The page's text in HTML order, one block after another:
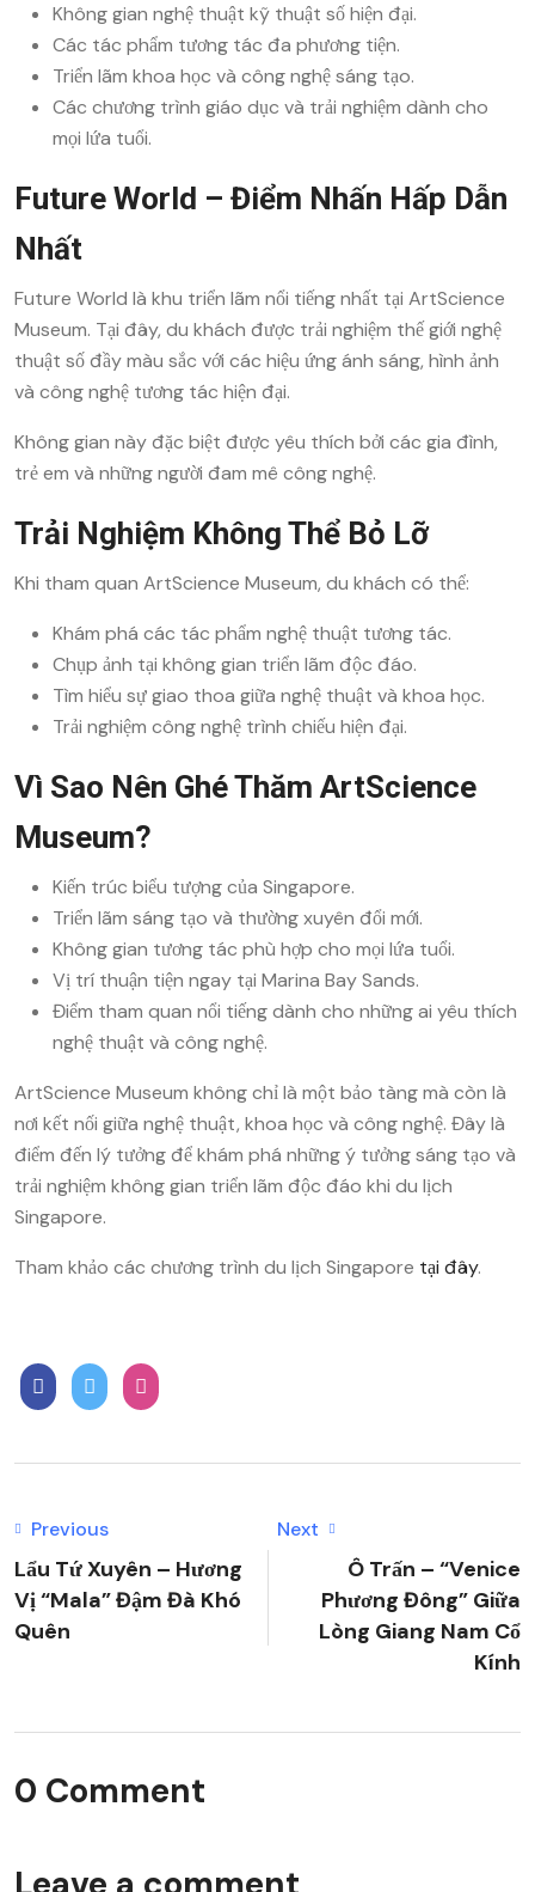
Không gian nghệ thuật kỹ thuật số hiện đại.
Các tác phẩm tương tác đa phương tiện.
Triển lãm khoa học và công nghệ sáng tạo.
Các chương trình giáo dục và trải nghiệm dành cho
mọi lứa tuổi.
Future World – Điểm Nhấn Hấp Dẫn
Nhất
Future World là khu triển lãm nổi tiếng nhất tại ArtScience
Museum. Tại đây, du khách được trải nghiệm thế giới nghệ
thuật số đầy màu sắc với các hiệu ứng ánh sáng, hình ảnh
và công nghệ tương tác hiện đại.
Không gian này đặc biệt được yêu thích bởi các gia đình,
trẻ em và những người đam mê công nghệ.
Trải Nghiệm Không Thể Bỏ Lỡ
Khi tham quan ArtScience Museum, du khách có thể:
Khám phá các tác phẩm nghệ thuật tương tác.
Chụp ảnh tại không gian triển lãm độc đáo.
Tìm hiểu sự giao thoa giữa nghệ thuật và khoa học.
Trải nghiệm công nghệ trình chiếu hiện đại.
Vì Sao Nên Ghé Thăm ArtScience
Museum?
Kiến trúc biểu tượng của Singapore.
Triển lãm sáng tạo và thường xuyên đổi mới.
Không gian tương tác phù hợp cho mọi lứa tuổi.
Vị trí thuận tiện ngay tại Marina Bay Sands.
Điểm tham quan nổi tiếng dành cho những ai yêu thích
nghệ thuật và công nghệ.
ArtScience Museum không chỉ là một bảo tàng mà còn là
nơi kết nối giữa nghệ thuật, khoa học và công nghệ. Đây là
điểm đến lý tưởng để khám phá những ý tưởng sáng tạo và
trải nghiệm không gian triển lãm độc đáo khi du lịch
Singapore.
Tham khảo các chương trình du lịch Singapore tại đây.
Previous
Lẩu Tứ Xuyên – Hương
Vị “Mala” Đậm Đà Khó
Quên
Next
Ô Trấn – “Venice
Phương Đông” Giữa
Lòng Giang Nam Cổ
Kính
0 Comment